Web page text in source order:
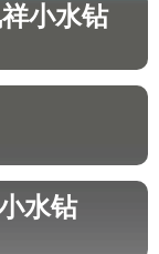
小水钻
水钻